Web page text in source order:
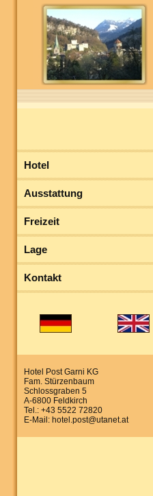
Hotel
Ausstattung
Freizeit
Lage
Kontakt
Hotel Post Garni KG
Fam. Stürzenbaum
Schlossgraben 5
A-6800 Feldkirch
Tel.: +43 5522 72820
E-Mail: hotel.post@utanet.at